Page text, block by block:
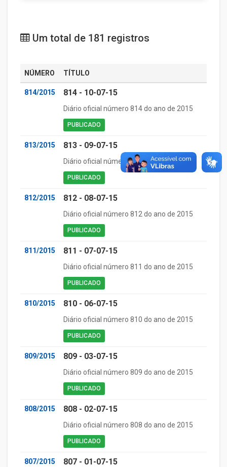
Um total de 181 registros
NÚMERO TÍTULO
814/2015 814 - 10-07-15
Diário oficial número 814 do ano de 2015
PUBLICADO
813/2015 813 - 09-07-15
Diário oficial número 813 do ano de 2015
PUBLICADO
812/2015 812 - 08-07-15
Diário oficial número 812 do ano de 2015
PUBLICADO
811/2015 811 - 07-07-15
Diário oficial número 811 do ano de 2015
PUBLICADO
810/2015 810 - 06-07-15
Diário oficial número 810 do ano de 2015
PUBLICADO
809/2015 809 - 03-07-15
Diário oficial número 809 do ano de 2015
PUBLICADO
808/2015 808 - 02-07-15
Diário oficial número 808 do ano de 2015
PUBLICADO
807/2015 807 - 01-07-15